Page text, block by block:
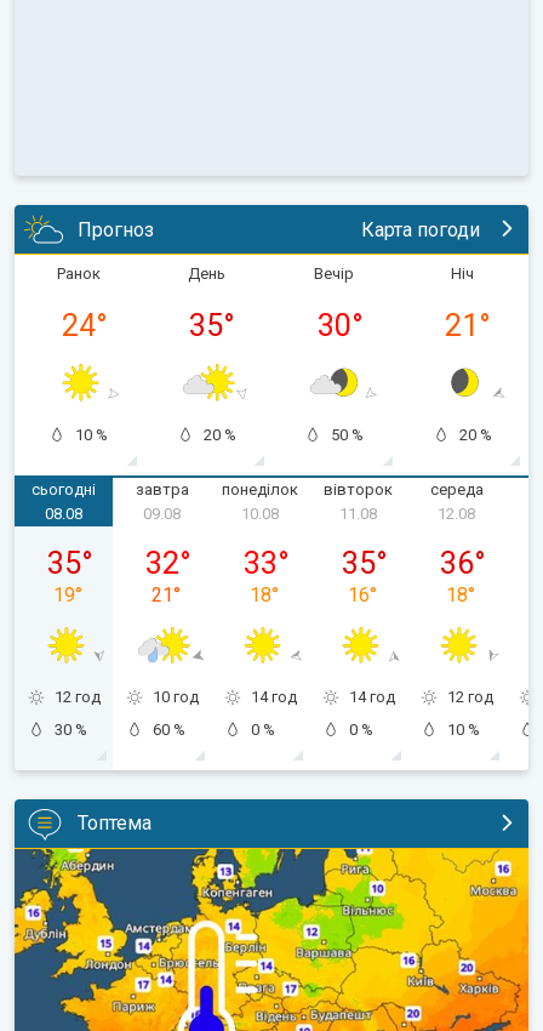
Прогноз Карта погоди
Ранок
24°
10 %
День
35°
20 %
Вечір
30°
50 %
Ніч
21 °
20 %
сьогодні
субота, 08.08
08.08
35°
19°
12 год
30 %
завтра
неділя, 09.08
09.08
32°
21°
10 год
60 %
понеділок
понеділок, 10.08
10.08
33°
18°
14 год
0 %
вівторок
вівторок, 11.08
11.08
35°
16°
14 год
0 %
середа
середа,
12.08
36°
18°
12 год
10 %
Топтема
Наближаються прохолодніші ночі. Дихати стане легше. . .